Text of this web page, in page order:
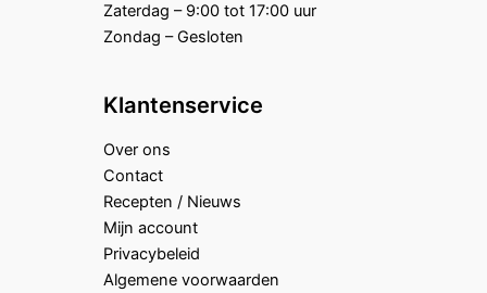
Zaterdag – 9:00 tot 17:00 uur
Zondag – Gesloten
Klantenservice
Over ons
Contact
Recepten / Nieuws
Mijn account
Privacybeleid
Algemene voorwaarden